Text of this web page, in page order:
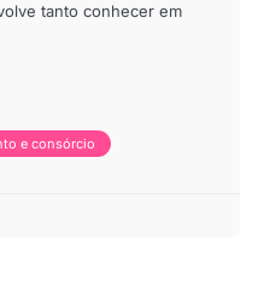
tanto conhecer em
e consórcio